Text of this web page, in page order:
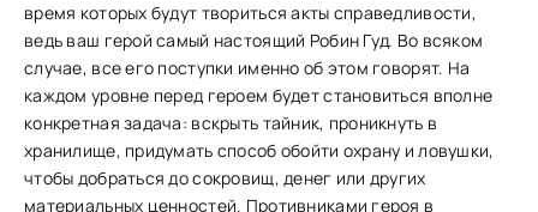
время которых будут твориться акты справедливости,
ведь ваш герой самый настоящий Робин Гуд. Во всяком
случае, все его поступки именно об этом говорят. На
каждом уровне перед героем будет становиться вполне
конкретная задача: вскрыть тайник, проникнуть в
хранилище, придумать способ обойти охрану и ловушки,
чтобы добраться до сокровищ, денег или других
материальных ценностей. Противниками героя в